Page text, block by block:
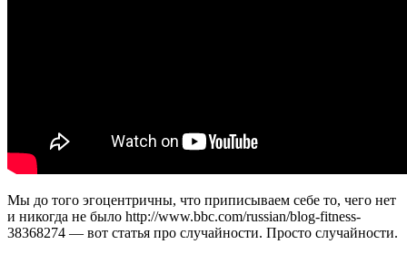
Мы до того эгоцентричны, что приписываем себе то, чего нет
и никогда не было http://www.bbc.com/russian/blog-fitness-
38368274 — вот статья про случайности. Просто случайности.